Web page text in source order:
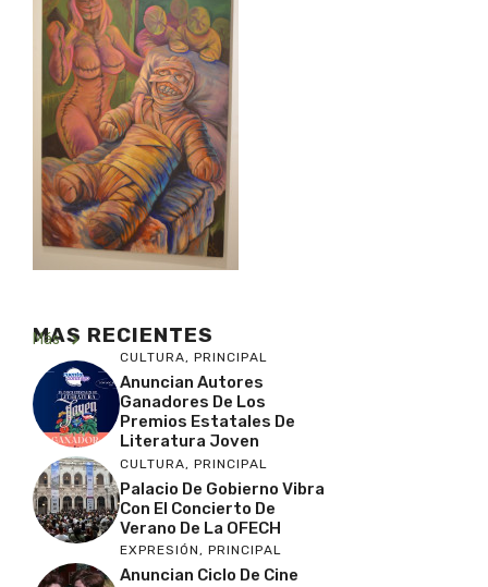
MAS RECIENTES
Más
CULTURA, PRINCIPAL
Anuncian Autores
Ganadores De Los
Premios Estatales De
Literatura Joven
CULTURA, PRINCIPAL
Palacio De Gobierno Vibra
Con El Concierto De
Verano De La OFECH
EXPRESIÓN, PRINCIPAL
Anuncian Ciclo De Cine